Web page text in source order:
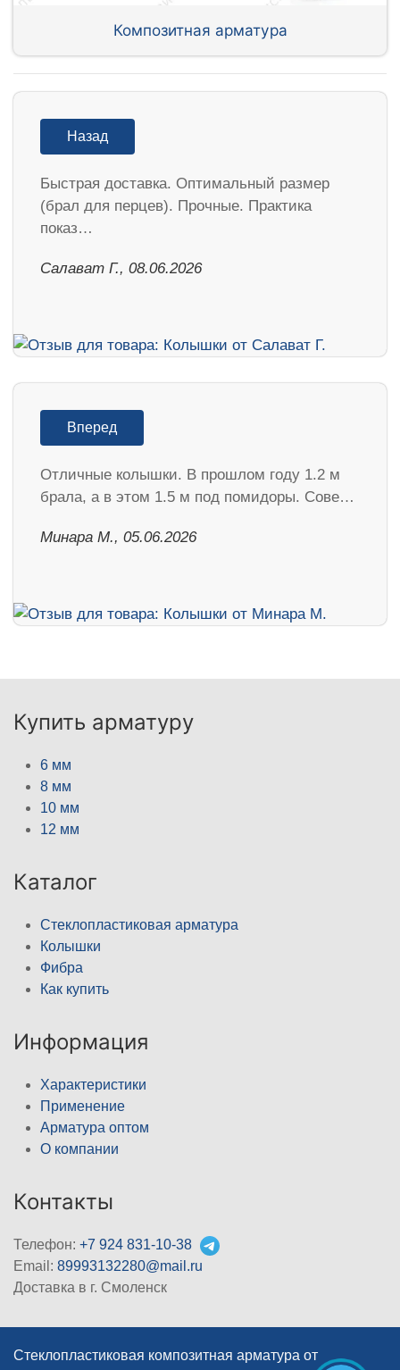
Композитная арматура
Назад
Быстрая доставка. Оптимальный размер
(брал для перцев). Прочные. Практика
показ…
Салават Г., 08.06.2026
Вперед
Отличные колышки. В прошлом году 1.2 м
брала, а в этом 1.5 м под помидоры. Сове…
Минара М., 05.06.2026
Купить арматуру
6 мм
8 мм
10 мм
12 мм
Каталог
Стеклопластиковая арматура
Колышки
Фибра
Как купить
Информация
Характеристики
Применение
Арматура оптом
О компании
Контакты
Телефон: +7 924 831-10-38
Email: 89993132280@mail.ru
Доставка в г. Смоленск
Стеклопластиковая композитная арматура от